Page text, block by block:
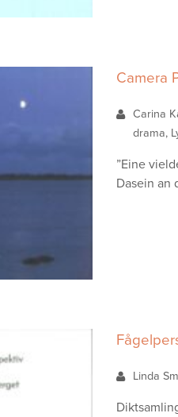
Camera
Carina
drama,
”Eine
Dasein an
Linda